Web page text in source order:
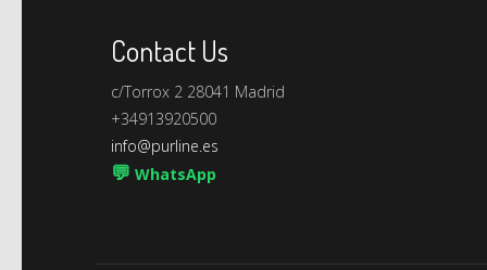
Contact Us
c/Torrox 2 28041 Madrid
+34913920500
info@purline.es
💬 WhatsApp